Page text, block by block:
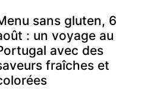
sans gluten, 6
: un voyage au
avec des
fraîches et